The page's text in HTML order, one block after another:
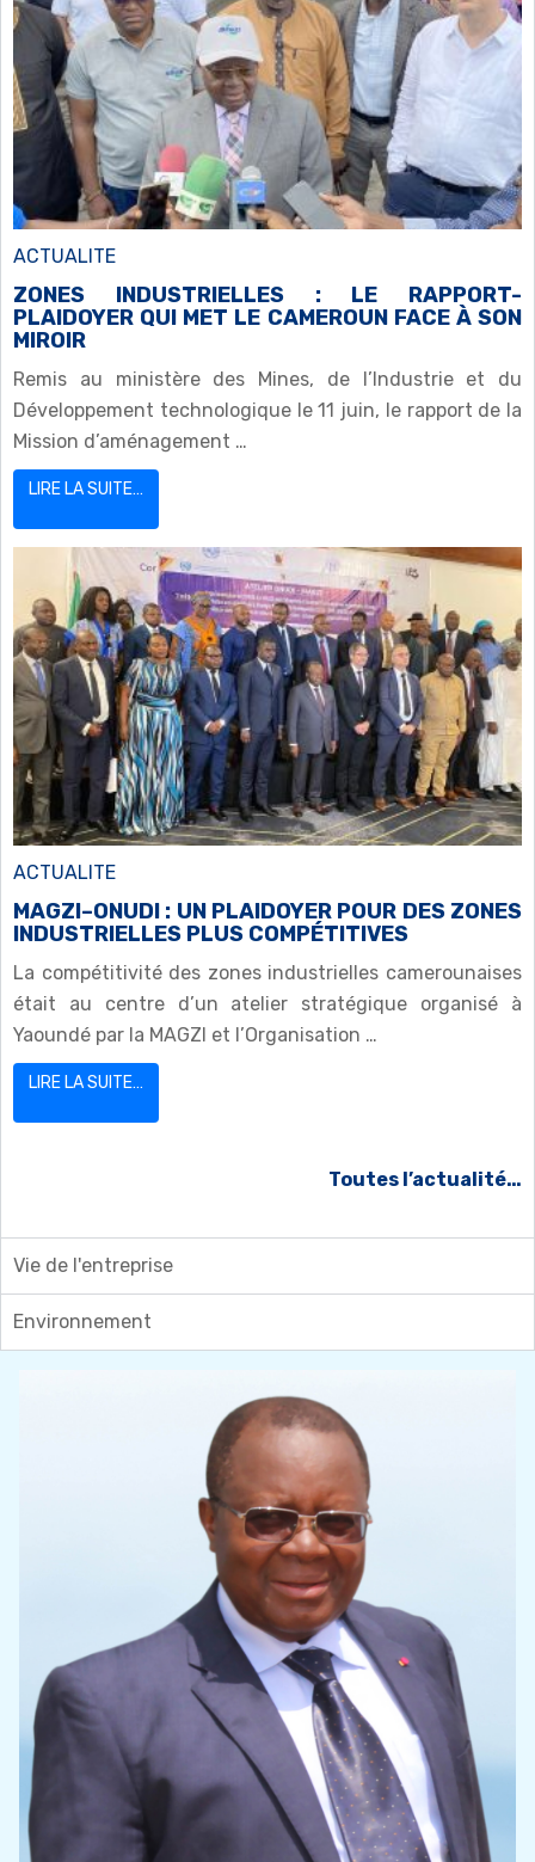
ACTUALITE
ZONES INDUSTRIELLES : LE RAPPORT-
PLAIDOYER QUI MET LE CAMEROUN FACE À SON
MIROIR
Remis au ministère des Mines, de l’Industrie et du
Développement technologique le 11 juin, le rapport de la
Mission d’aménagement …
LIRE LA SUITE…
ACTUALITE
MAGZI–ONUDI : UN PLAIDOYER POUR DES ZONES
INDUSTRIELLES PLUS COMPÉTITIVES
La compétitivité des zones industrielles camerounaises
était au centre d’un atelier stratégique organisé à
Yaoundé par la MAGZI et l’Organisation …
LIRE LA SUITE…
Toutes l’actualité…
Vie de l'entreprise
Environnement